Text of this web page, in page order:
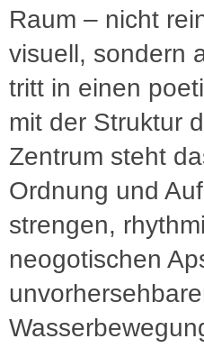
Raum – nicht
visuell, sondern
tritt in einen
mit der Struktur
Zentrum steht
Ordnung und
strengen,
neogotischen